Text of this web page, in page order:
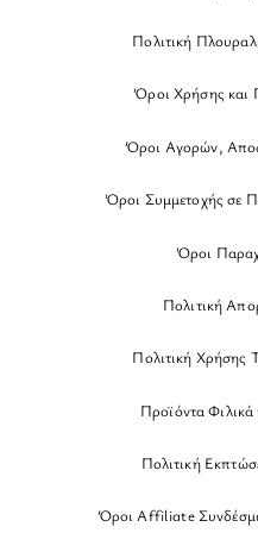
Πολιτική
Όροι Χρήσης και
Όροι Αγορών,
Όροι Συμμετοχής σε
Όροι
Πολιτική
Πολιτική Χρήσης
Προϊόντα
Πολιτική
Όροι Affiliate